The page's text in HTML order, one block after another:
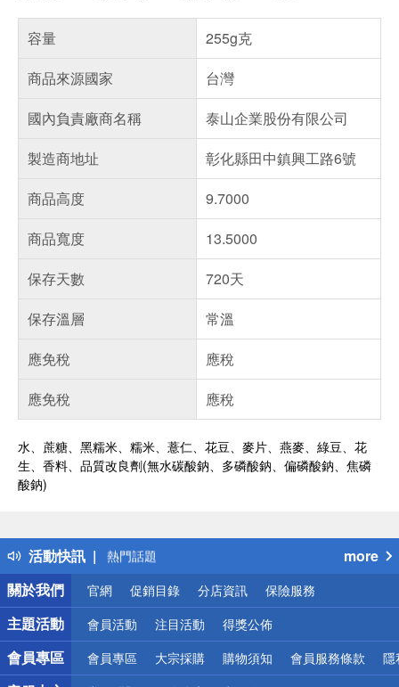
容量
255g克
商品來源國家
台灣
國內負責廠商名稱
泰山企業股份有限公司
製造商地址
彰化縣田中鎮興工路6號
商品高度
9.7000
商品寬度
13.5000
保存天數
720天
保存溫層
常溫
應免稅
應稅
應免稅
應稅
水、蔗糖、黑糯米、糯米、薏仁、花豆、麥片、燕麥、綠豆、花
生、香料、品質改良劑(無水碳酸鈉、多磷酸鈉、偏磷酸鈉、焦磷
酸鈉)
活動快訊
得獎公告
熱門話題
銀行優惠
偏遠地區配送
詐騙網頁！請小心！
more
關於我們
官網 促銷目錄 分店資訊 保險服務
主題活動 會員活動 注目活動 得獎公佈
會員專區 會員專區 大宗採購 購物須知 會員服務條款 隱